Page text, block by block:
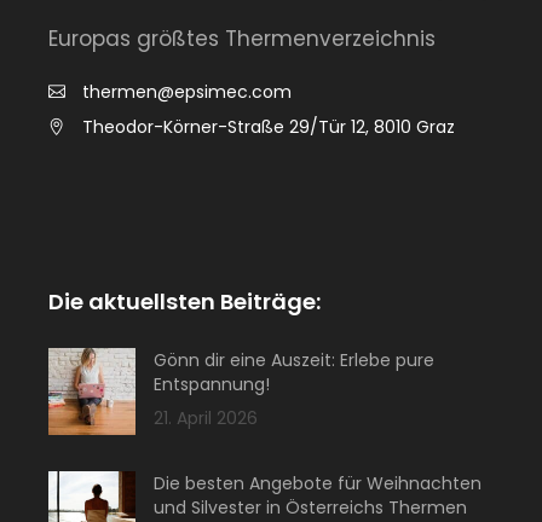
Europas größtes Thermenverzeichnis
thermen@epsimec.com
Theodor-Körner-Straße 29/Tür 12, 8010 Graz
Die aktuellsten Beiträge:
Gönn dir eine Auszeit: Erlebe pure
Entspannung!
21. April 2026
Die besten Angebote für Weihnachten
und Silvester in Österreichs Thermen